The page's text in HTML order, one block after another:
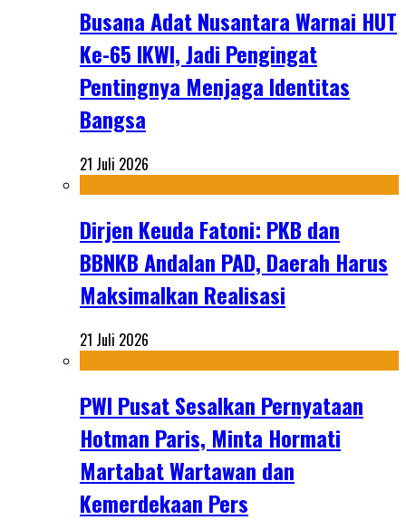
Busana Adat Nusantara Warnai HUT
Ke-65 IKWI, Jadi Pengingat
Pentingnya Menjaga Identitas
Bangsa
21 Juli 2026
Dirjen Keuda Fatoni: PKB dan
BBNKB Andalan PAD, Daerah Harus
Maksimalkan Realisasi
21 Juli 2026
PWI Pusat Sesalkan Pernyataan
Hotman Paris, Minta Hormati
Martabat Wartawan dan
Kemerdekaan Pers